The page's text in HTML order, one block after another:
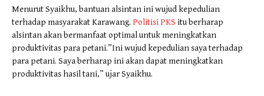
Menurut Syaikhu, bantuan alsintan ini wujud kepedulian
terhadap masyarakat Karawang. Politisi PKS itu berharap
alsintan akan bermanfaat optimal untuk meningkatkan
produktivitas para petani.”Ini wujud kepedulian saya terhadap
para petani. Saya berharap ini akan dapat meningkatkan
produktivitas hasil tani,” ujar Syaikhu.